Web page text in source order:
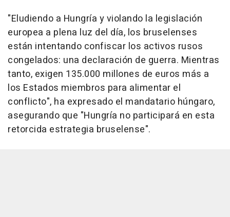
"Eludiendo a Hungría y violando la legislación
europea a plena luz del día, los bruselenses
están intentando confiscar los activos rusos
congelados: una declaración de guerra. Mientras
tanto, exigen 135.000 millones de euros más a
los Estados miembros para alimentar el
conflicto", ha expresado el mandatario húngaro,
asegurando que "Hungría no participará en esta
retorcida estrategia bruselense".